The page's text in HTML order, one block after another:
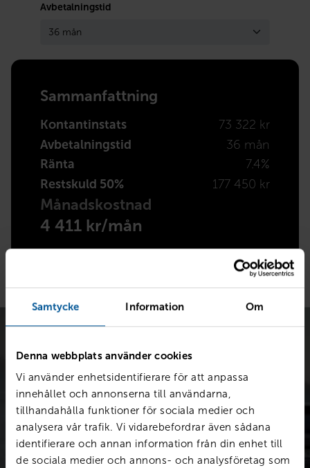
Samtycke Information Om
Denna webbplats använder cookies
Vi använder enhetsidentifierare för att anpassa
innehållet och annonserna till användarna,
tillhandahålla funktioner för sociala medier och
analysera vår trafik. Vi vidarebefordrar även sådana
identifierare och annan information från din enhet till
de sociala medier och annons- och analysföretag som
Avbetalningstid
Sammanfattning
Kontantinstats
73 322 kr
Avbetalningstid
36 mån
Ränta
7.4%
Restskuld 50%
177 450 kr
Månadskostnad
4 411 kr/mån
Värdera bilen kostnadsfritt
Snabb värdering för en första uppskattning av vad din bil är
värd.